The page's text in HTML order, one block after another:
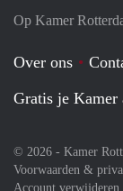
Op Kamer
Over ons
Gratis je Kamer
© 2026 - Kamer
Voorwaarden &
Account verwijderen